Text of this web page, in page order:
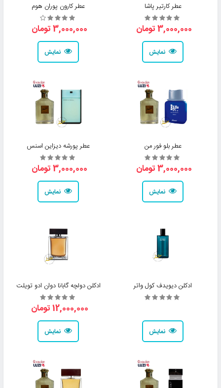
عطر کارتیر پاشا
3,000,000 تومان
نمایش
عطر کارون پوران هوم
3,000,000 تومان
نمایش
عطر بلو فور من
3,000,000 تومان
نمایش
عطر پورشه دیزاین اسنس
3,000,000 تومان
نمایش
ادکلن دیویدف کول واتر
نمایش
ادکلن دولچه گابانا دوان ادو تویلت
12,000,000 تومان
نمایش